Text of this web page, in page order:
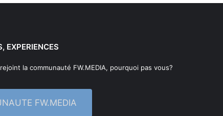
EXPERIENCES
la communauté FW.MEDIA, pourquoi pas vous?
FW.MEDIA